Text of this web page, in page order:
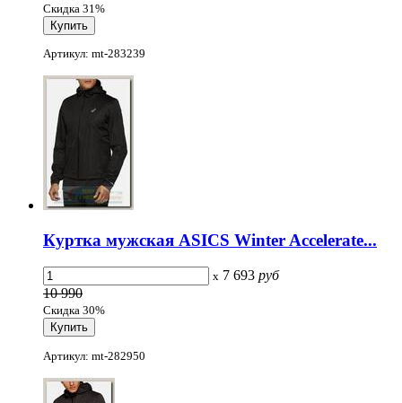
Скидка 31%
Артикул: mt-283239
Куртка мужская ASICS Winter Accelerate...
x 7 693 руб
10 990
Скидка 30%
Артикул: mt-282950